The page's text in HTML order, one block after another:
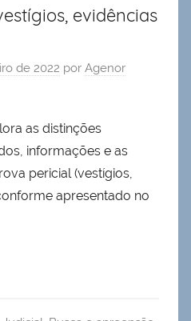
evidências
de 2022 por Agenor
as distinções
informações e as
pericial (vestígios,
apresentado no